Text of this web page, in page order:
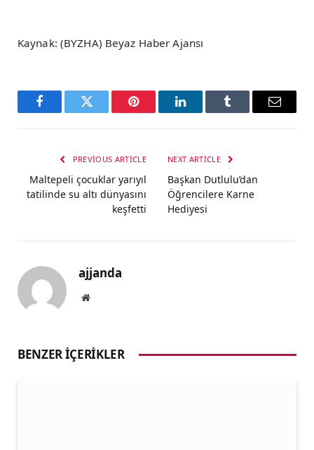
Kaynak: (BYZHA) Beyaz Haber Ajansı
FacebookTwitter Pinterest LinkedInTumblr Email
PREVIOUS ARTICLE
Maltepeli çocuklar yarıyıl
tatilinde su altı dünyasını
keşfetti
NEXT ARTICLE
Başkan Dutlulu’dan
Öğrencilere Karne
Hediyesi
ajjanda
Website
BENZER İÇERIKLER